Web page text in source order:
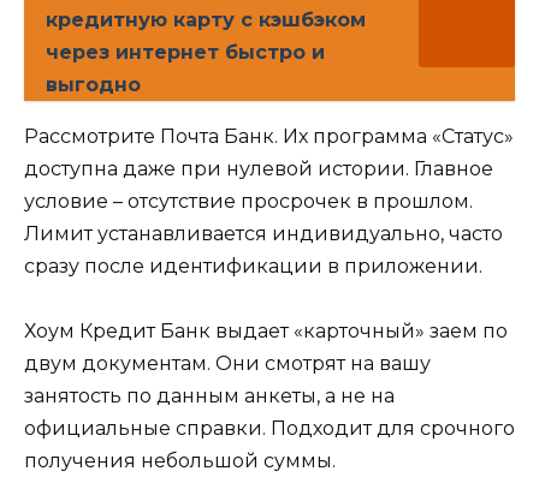
кредитную карту с кэшбэком
через интернет быстро и
выгодно
Рассмотрите Почта Банк. Их программа «Статус»
доступна даже при нулевой истории. Главное
условие – отсутствие просрочек в прошлом.
Лимит устанавливается индивидуально, часто
сразу после идентификации в приложении.
Хоум Кредит Банк выдает «карточный» заем по
двум документам. Они смотрят на вашу
занятость по данным анкеты, а не на
официальные справки. Подходит для срочного
получения небольшой суммы.